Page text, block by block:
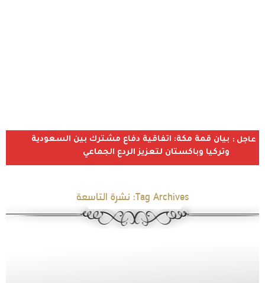
عاجل : بيان قمة مكة: اتفاقية دفاع مشترك بين السعودية
وتركيا وباكستان لتعزيز الردع الجماعي
Tag Archives: نشرة التاسعة